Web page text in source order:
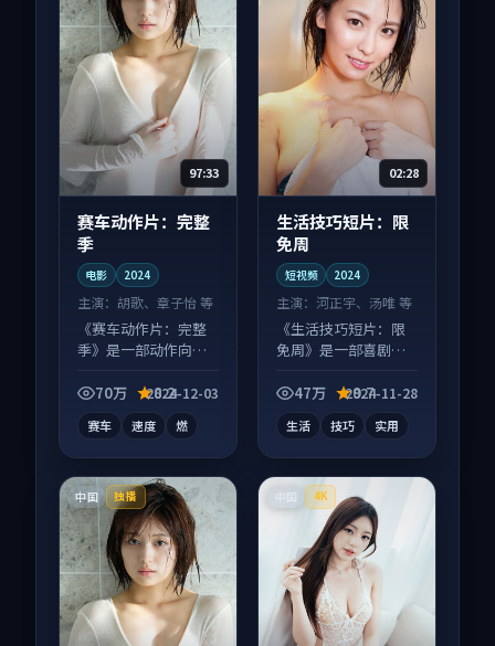
97:33
赛车动作片：完整
季
电影 2024
主演： 胡歌、章子怡 等
《赛车动作片：完整
季》是一部动作向电
息量大，适合沉浸式
70万 8.2
2024-12-03
赛车 速度 燃
02:28
生活技巧短片：限
免周
短视频 2024
主演： 河正宇、汤唯 等
《生活技巧短片：限
免周》是一部喜剧向
系层层推进，尾声常
47万 9.7
2024-11-28
生活 技巧 实用
中国 独播 4K